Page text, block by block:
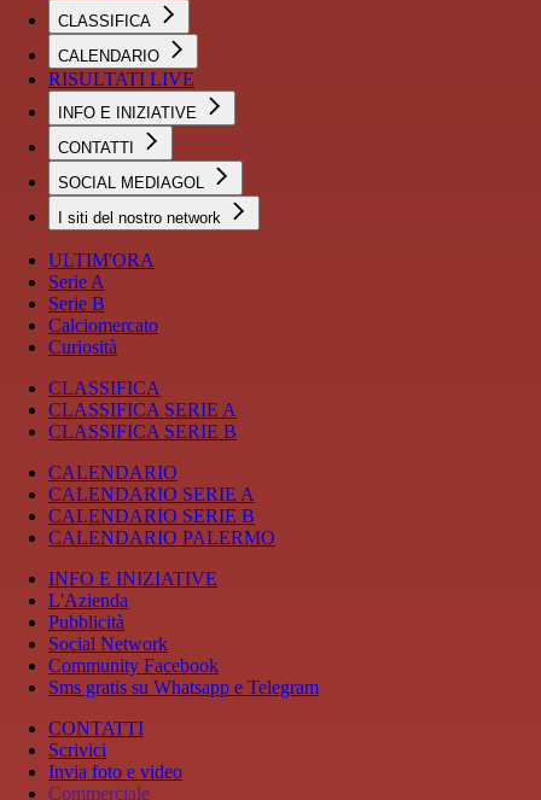
CLASSIFICA
CALENDARIO
RISULTATI LIVE
INFO E INIZIATIVE
CONTATTI
SOCIAL MEDIAGOL
I siti del nostro network
ULTIM'ORA
Serie A
Serie B
Calciomercato
Curiosità
CLASSIFICA
CLASSIFICA SERIE A
CLASSIFICA SERIE B
CALENDARIO
CALENDARIO SERIE A
CALENDARIO SERIE B
CALENDARIO PALERMO
INFO E INIZIATIVE
L'Azienda
Pubblicità
Social Network
Community Facebook
Sms gratis su Whatsapp e Telegram
CONTATTI
Scrivici
Invia foto e video
Commerciale